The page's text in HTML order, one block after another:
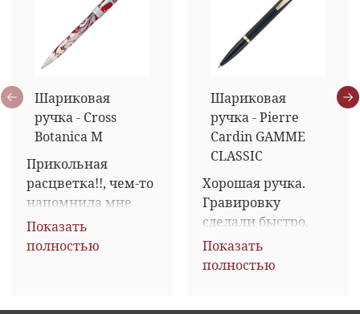
Шариковая
ручка - Cross
Botanica M
Прикольная
расцветка!!, чем-то
напомнила мне
татушку у подруги,
поэтому вопрос о
Показать
полностью
Шариковая
ручка - Pierre
Cardin GAMME
CLASSIC
Хорошая ручка.
Гравировку
сделали быстро,
красиво и
качественно.
Показать
полностью